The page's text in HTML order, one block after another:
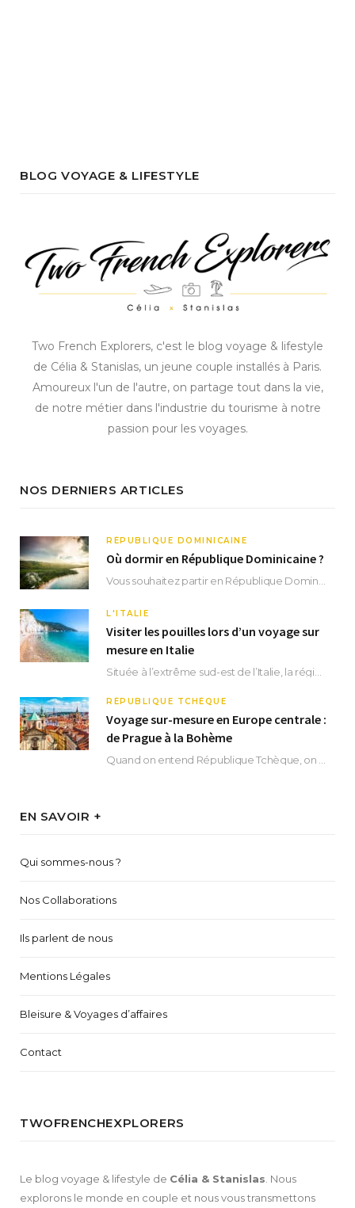
BLOG VOYAGE & LIFESTYLE
Two French Explorers, c'est le blog voyage & lifestyle
de Célia & Stanislas, un jeune couple installés à Paris.
Amoureux l'un de l'autre, on partage tout dans la vie,
de notre métier dans l'industrie du tourisme à notre
passion pour les voyages.
NOS DERNIERS ARTICLES
RÉPUBLIQUE DOMINICAINE
Où dormir en République Dominicaine ?
L'ITALIE
Visiter les pouilles lors d’un voyage sur
mesure en Italie
RÉPUBLIQUE TCHÈQUE
Voyage sur-mesure en Europe centrale :
de Prague à la Bohème
EN SAVOIR +
Qui sommes-nous ?
Nos Collaborations
Ils parlent de nous
Mentions Légales
Bleisure & Voyages d’affaires
Contact
TWOFRENCHEXPLORERS
Le blog voyage & lifestyle de Célia & Stanislas . Nous
explorons le monde en couple et nous vous transmettons